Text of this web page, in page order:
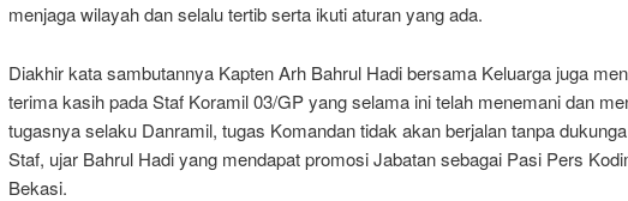
menjaga wilayah dan selalu tertib serta ikuti aturan yang ada.
Diakhir kata sambutannya Kapten Arh Bahrul Hadi bersama Keluarga juga
terima kasih pada Staf Koramil 03/GP yang selama ini telah menemani dan
tugasnya selaku Danramil, tugas Komandan tidak akan berjalan tanpa
Staf, ujar Bahrul Hadi yang mendapat promosi Jabatan sebagai Pasi Pers
Bekasi.